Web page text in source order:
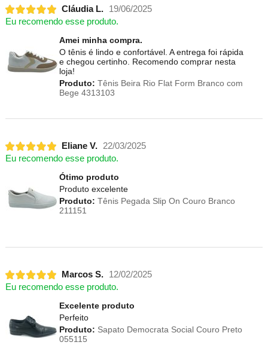
Cláudia L.
19/06/2025
Eu recomendo esse produto.
Amei minha compra.
O tênis é lindo e confortável. A entrega foi rápida
e chegou certinho. Recomendo comprar nesta
loja!
Produto: Tênis Beira Rio Flat Form Branco com
Bege 4313103
Eliane V.
22/03/2025
Eu recomendo esse produto.
Ótimo produto
Produto excelente
Produto: Tênis Pegada Slip On Couro Branco
211151
Marcos S.
12/02/2025
Eu recomendo esse produto.
Excelente produto
Perfeito
Produto: Sapato Democrata Social Couro Preto
055115